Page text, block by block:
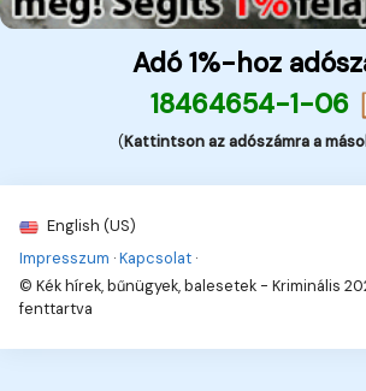
Adó 1%-hoz
18464654-1-06
(Kattintson az adószámra a
English (US)
Impresszum ·Kapcsolat ·
© Kék hírek, bűnügyek, balesetek - Kriminális
fenttartva